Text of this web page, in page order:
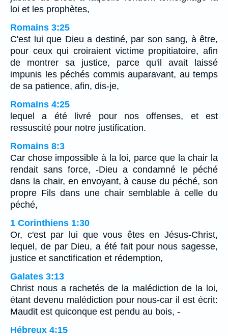
loi et les prophètes,
Romains 3:25
C'est lui que Dieu a destiné, par son sang, à être,
pour ceux qui croiraient victime propitiatoire, afin
de montrer sa justice, parce qu'il avait laissé
impunis les péchés commis auparavant, au temps
de sa patience, afin, dis-je,
Romains 4:25
lequel a été livré pour nos offenses, et est
ressuscité pour notre justification.
Romains 8:3
Car chose impossible à la loi, parce que la chair la
rendait sans force, -Dieu a condamné le péché
dans la chair, en envoyant, à cause du péché, son
propre Fils dans une chair semblable à celle du
péché,
1 Corinthiens 1:30
Or, c'est par lui que vous êtes en Jésus-Christ,
lequel, de par Dieu, a été fait pour nous sagesse,
justice et sanctification et rédemption,
Galates 3:13
Christ nous a rachetés de la malédiction de la loi,
étant devenu malédiction pour nous-car il est écrit:
Maudit est quiconque est pendu au bois, -
Hébreux 4:15